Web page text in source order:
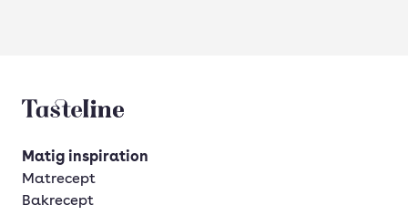
Tasteline startsida
Matig inspiration
Matrecept
Bakrecept